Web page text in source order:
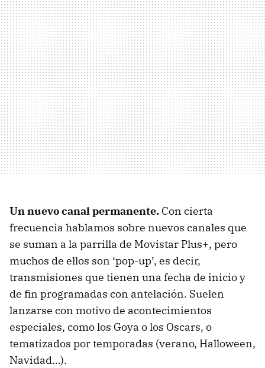
Un nuevo canal permanente. Con cierta
frecuencia hablamos sobre nuevos canales que
se suman a la parrilla de Movistar Plus+, pero
muchos de ellos son ‘pop-up’, es decir,
transmisiones que tienen una fecha de inicio y
de fin programadas con antelación. Suelen
lanzarse con motivo de acontecimientos
especiales, como los Goya o los Oscars, o
tematizados por temporadas (verano, Halloween,
Navidad…).